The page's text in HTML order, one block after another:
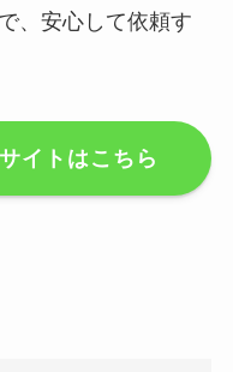
、安心して依頼す
イトはこちら